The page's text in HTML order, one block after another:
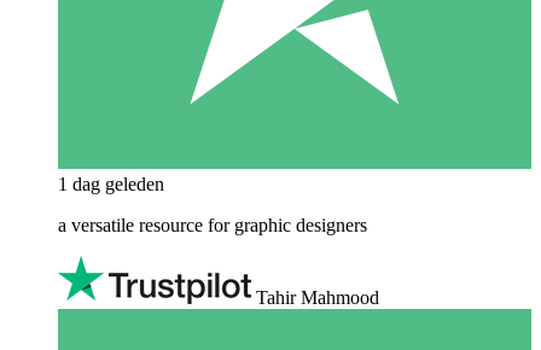
1 dag geleden
a versatile resource for graphic designers
Tahir Mahmood